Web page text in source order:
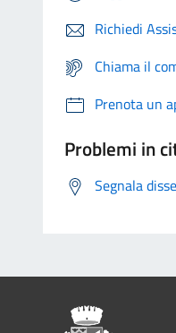
Richiedi
Chiama il
Prenota un
Problemi in
Segnala